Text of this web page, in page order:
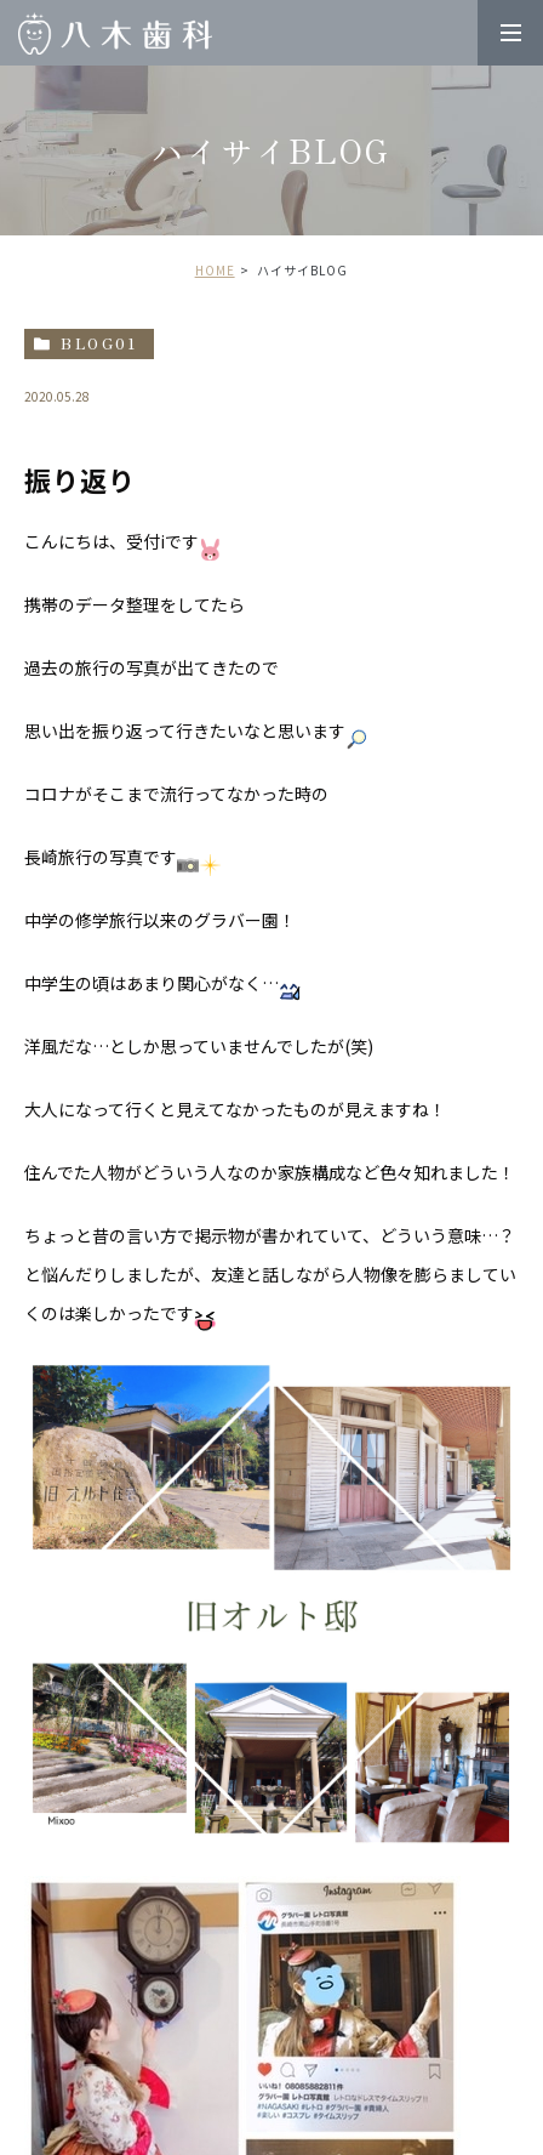
ハイサイBLOG
HOME ハイサイBLOG
BLOG01
2020.05.28
振り返り
こんにちは、受付iです
携帯のデータ整理をしてたら
過去の旅行の写真が出てきたので
思い出を振り返って行きたいなと思います
コロナがそこまで流行ってなかった時の
長崎旅行の写真です
中学の修学旅行以来のグラバー園！
中学生の頃はあまり関心がなく…
洋風だな…としか思っていませんでしたが(笑)
大人になって行くと見えてなかったものが見えますね！
住んでた人物がどういう人なのか家族構成など色々知れました！
ちょっと昔の言い方で掲示物が書かれていて、どういう意味…？
と悩んだりしましたが、友達と話しながら人物像を膨らましてい
くのは楽しかったです